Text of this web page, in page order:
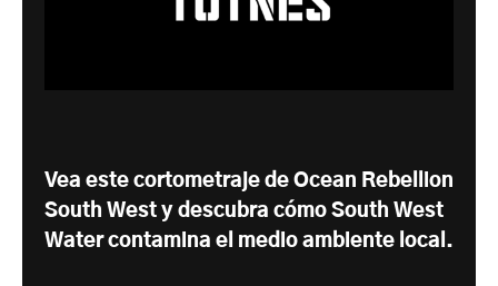
Vea este cortometraje de Ocean Rebellion
South West y descubra cómo South West
Water contamina el medio ambiente local.